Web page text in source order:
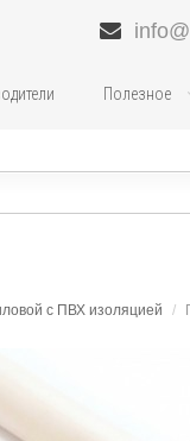
Полезное
с ПВХ изоляцией /